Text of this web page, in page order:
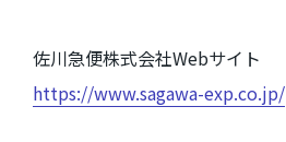
佐川急便株式会社Webサイト
https://www.sagawa-exp.co.jp/